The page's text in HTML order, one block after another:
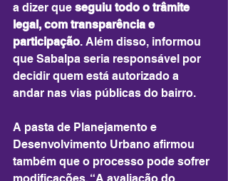
a dizer que seguiu todo o trâmite
legal, com transparência e
participação. Além disso, informou
que Sabalpa seria responsável por
decidir quem está autorizado a
andar nas vias públicas do bairro.
A pasta de Planejamento e
Desenvolvimento Urbano afirmou
também que o processo pode sofrer